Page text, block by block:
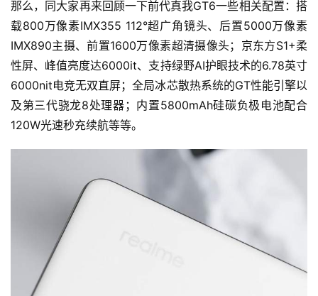
首
页
那么，同大家再来回顾一下前代真我GT6一些相关配置：搭
载800万像素IMX355 112°超广角镜头、后置5000万像素
IMX890主摄、前置1600万像素超清摄像头；京东方S1+柔
性屏、峰值亮度达6000it、支持绿野AI护眼技术的6.78英寸
6000nit电竞无双直屏；全局冰芯散热系统的GT性能引擎以
及第三代骁龙8处理器；内置5800mAh硅碳负极电池配合
120W光速秒充续航等等。